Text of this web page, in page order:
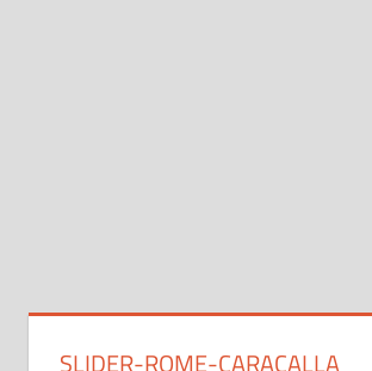
SLIDER-ROME-CARACALLA